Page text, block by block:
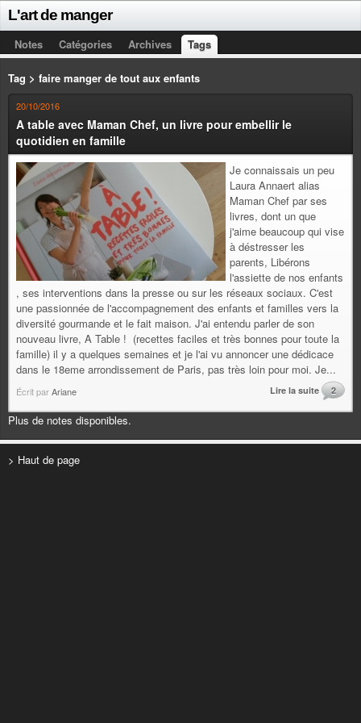
L'art de manger
Notes Catégories Archives Tags
Tag > faire manger de tout aux enfants
20/10/2016
A table avec Maman Chef, un livre pour embellir le
quotidien en famille
Je connaissais un peu
Laura Annaert alias
Maman Chef par ses
livres, dont un que
j'aime beaucoup qui vise
à déstresser les
parents, Libérons
l'assiette de nos enfants
, ses interventions dans la presse ou sur les réseaux sociaux. C'est
une passionnée de l'accompagnement des enfants et familles vers la
diversité gourmande et le fait maison. J'ai entendu parler de son
nouveau livre, A Table ! (recettes faciles et très bonnes pour toute la
famille) il y a quelques semaines et je l'ai vu annoncer une dédicace
dans le 18eme arrondissement de Paris, pas très loin pour moi. Je...
Écrit parAriane Lire la suite 2
Plus de notes disponibles.
> Haut de page